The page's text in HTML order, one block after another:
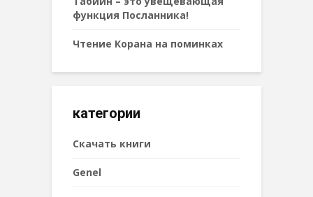
функция Посланника!
Чтение Корана на поминках
категории
Cкачать книги
Genel